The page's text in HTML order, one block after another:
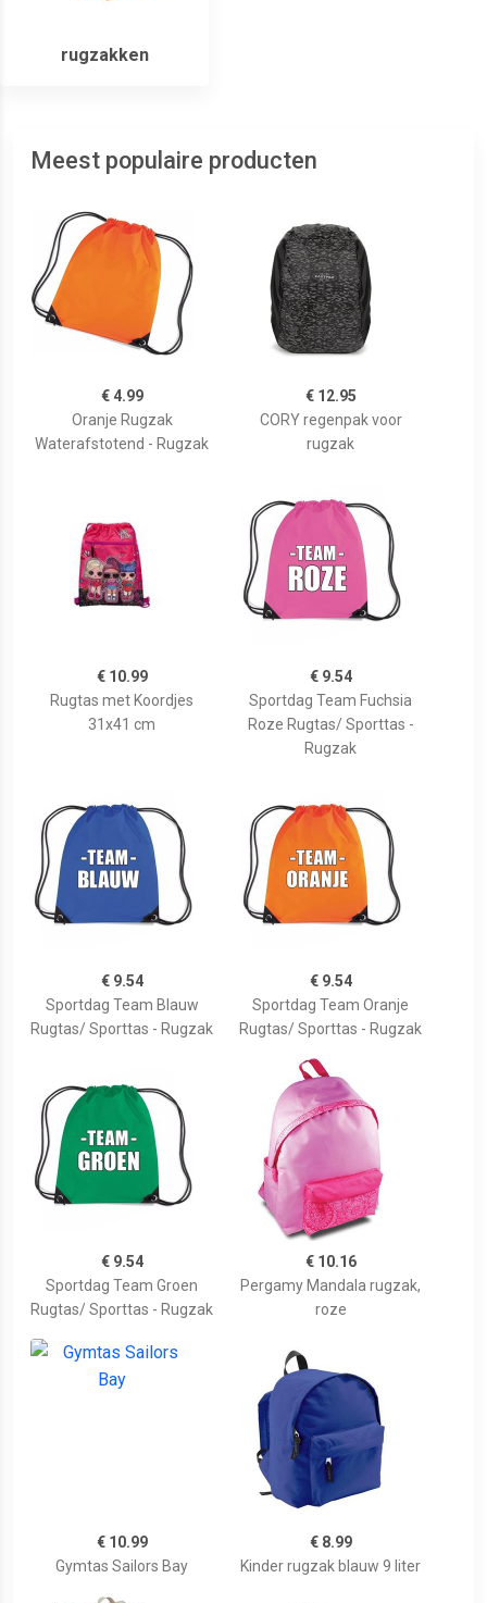
rugzakken
Meest populaire producten
€ 4.99
Oranje Rugzak
Waterafstotend - Rugzak
€ 12.95
CORY regenpak voor
rugzak
€ 10.99
Rugtas met Koordjes
31x41 cm
€ 9.54
Sportdag Team Fuchsia
Roze Rugtas/ Sporttas -
Rugzak
€ 9.54
Sportdag Team Blauw
Rugtas/ Sporttas - Rugzak
€ 9.54
Sportdag Team Oranje
Rugtas/ Sporttas - Rugzak
€ 9.54
Sportdag Team Groen
Rugtas/ Sporttas - Rugzak
€ 10.16
Pergamy Mandala rugzak,
roze
€ 10.99
Gymtas Sailors Bay
€ 8.99
Kinder rugzak blauw 9 liter